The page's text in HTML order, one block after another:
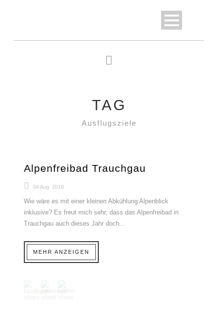
TAG
Ausflugsziele
Alpenfreibad Trauchgau
04 Aug. 2018
Wie wäre es mit einer kleinen Abkühlung Alpenblick
inklusive? Es freut mich sehr, dass das Alpenfreibad in
Trauchgau auch dieses Jahr doch...
MEHR ANZEIGEN